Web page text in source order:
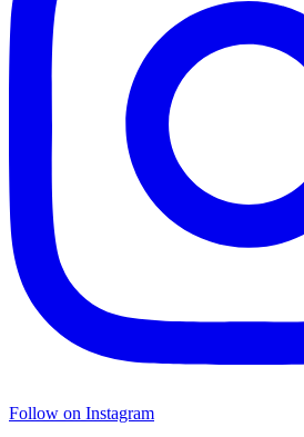
Follow on Instagram